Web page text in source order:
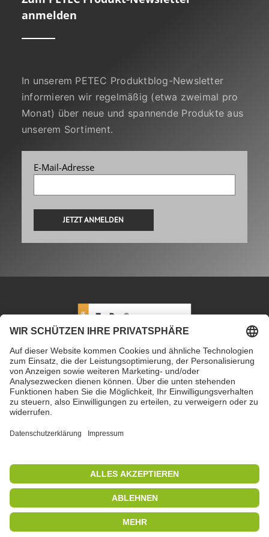
anmelden
In unserem PETEC Produktblog-Newsletter
informieren wir regelmäßig (etwa zweimal pro
Monat) über neue und spannende Produkte aus
unserem Sortiment.
E-Mail-Adresse
PETEC Verbindungstechnik GmbH | Wüstenbuch 26
96132 Schlüsselfeld | Deutschland | +49 9555 80994
0 | info@petec.de
Copyright 2019 | PETEC Verbindungstechnik GmbH
Alle Rechte vorbehalten | Impressum | Datenschutz